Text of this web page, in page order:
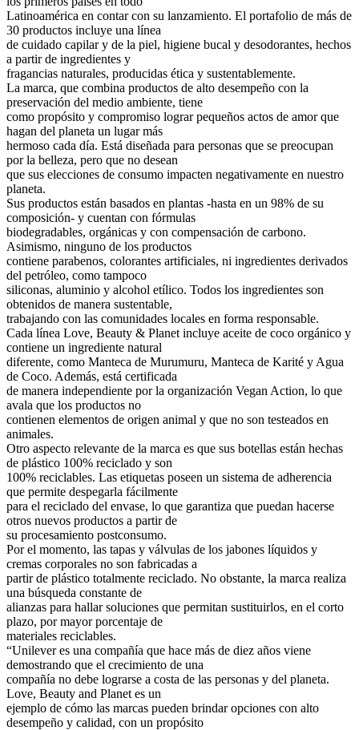
Latinoamérica en contar con su lanzamiento. El portafolio de más de
30 productos incluye una línea
de cuidado capilar y de la piel, higiene bucal y desodorantes, hechos
a partir de ingredientes y
fragancias naturales, producidas ética y sustentablemente.
La marca, que combina productos de alto desempeño con la
preservación del medio ambiente, tiene
como propósito y compromiso lograr pequeños actos de amor que
hagan del planeta un lugar más
hermoso cada día. Está diseñada para personas que se preocupan
por la belleza, pero que no desean
que sus elecciones de consumo impacten negativamente en nuestro
planeta.
Sus productos están basados en plantas -hasta en un 98% de su
composición- y cuentan con fórmulas
biodegradables, orgánicas y con compensación de carbono.
Asimismo, ninguno de los productos
contiene parabenos, colorantes artificiales, ni ingredientes derivados
del petróleo, como tampoco
siliconas, aluminio y alcohol etílico. Todos los ingredientes son
obtenidos de manera sustentable,
trabajando con las comunidades locales en forma responsable.
Cada línea Love, Beauty & Planet incluye aceite de coco orgánico y
contiene un ingrediente natural
diferente, como Manteca de Murumuru, Manteca de Karité y Agua
de Coco. Además, está certificada
de manera independiente por la organización Vegan Action, lo que
avala que los productos no
contienen elementos de origen animal y que no son testeados en
animales.
Otro aspecto relevante de la marca es que sus botellas están hechas
de plástico 100% reciclado y son
100% reciclables. Las etiquetas poseen un sistema de adherencia
que permite despegarla fácilmente
para el reciclado del envase, lo que garantiza que puedan hacerse
otros nuevos productos a partir de
su procesamiento postconsumo.
Por el momento, las tapas y válvulas de los jabones líquidos y
cremas corporales no son fabricadas a
partir de plástico totalmente reciclado. No obstante, la marca realiza
una búsqueda constante de
alianzas para hallar soluciones que permitan sustituirlos, en el corto
plazo, por mayor porcentaje de
materiales reciclables.
“Unilever es una compañía que hace más de diez años viene
demostrando que el crecimiento de una
compañía no debe lograrse a costa de las personas y del planeta.
Love, Beauty and Planet es un
ejemplo de cómo las marcas pueden brindar opciones con alto
desempeño y calidad, con un propósito